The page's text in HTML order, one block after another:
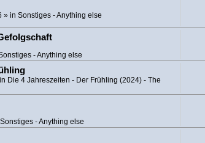
» in Sonstiges - Anything else
- Anything else
Die 4 Jahreszeiten - Der Frühling (2024) - The
Sonstiges - Anything else